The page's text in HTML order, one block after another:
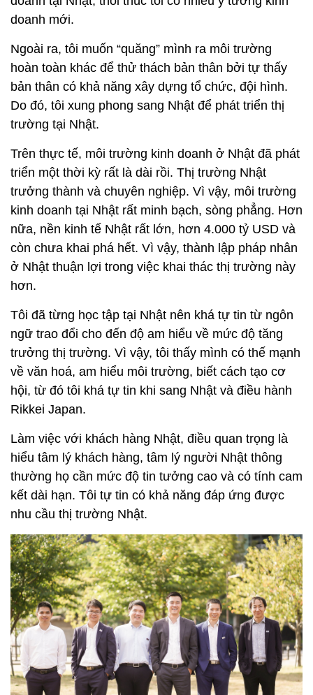
doanh mới.
Ngoài ra, tôi muốn “quăng” mình ra môi trường
hoàn toàn khác để thử thách bản thân bởi tự thấy
bản thân có khả năng xây dựng tổ chức, đội hình.
Do đó, tôi xung phong sang Nhật để phát triển thị
trường tại Nhật.
Trên thực tế, môi trường kinh doanh ở Nhật đã phát
triển một thời kỳ rất là dài rồi. Thị trường Nhật
trưởng thành và chuyên nghiệp. Vì vậy, môi trường
kinh doanh tại Nhật rất minh bạch, sòng phẳng. Hơn
nữa, nền kinh tế Nhật rất lớn, hơn 4.000 tỷ USD và
còn chưa khai phá hết. Vì vậy, thành lập pháp nhân
ở Nhật thuận lợi trong việc khai thác thị trường này
hơn.
Tôi đã từng học tập tại Nhật nên khá tự tin từ ngôn
ngữ trao đổi cho đến độ am hiểu về mức độ tăng
trưởng thị trường. Vì vậy, tôi thấy mình có thế mạnh
về văn hoá, am hiểu môi trường, biết cách tạo cơ
hội, từ đó tôi khá tự tin khi sang Nhật và điều hành
Rikkei Japan.
Làm việc với khách hàng Nhật, điều quan trọng là
hiểu tâm lý khách hàng, tâm lý người Nhật thông
thường họ cần mức độ tin tưởng cao và có tính cam
kết dài hạn. Tôi tự tin có khả năng đáp ứng được
nhu cầu thị trường Nhật.